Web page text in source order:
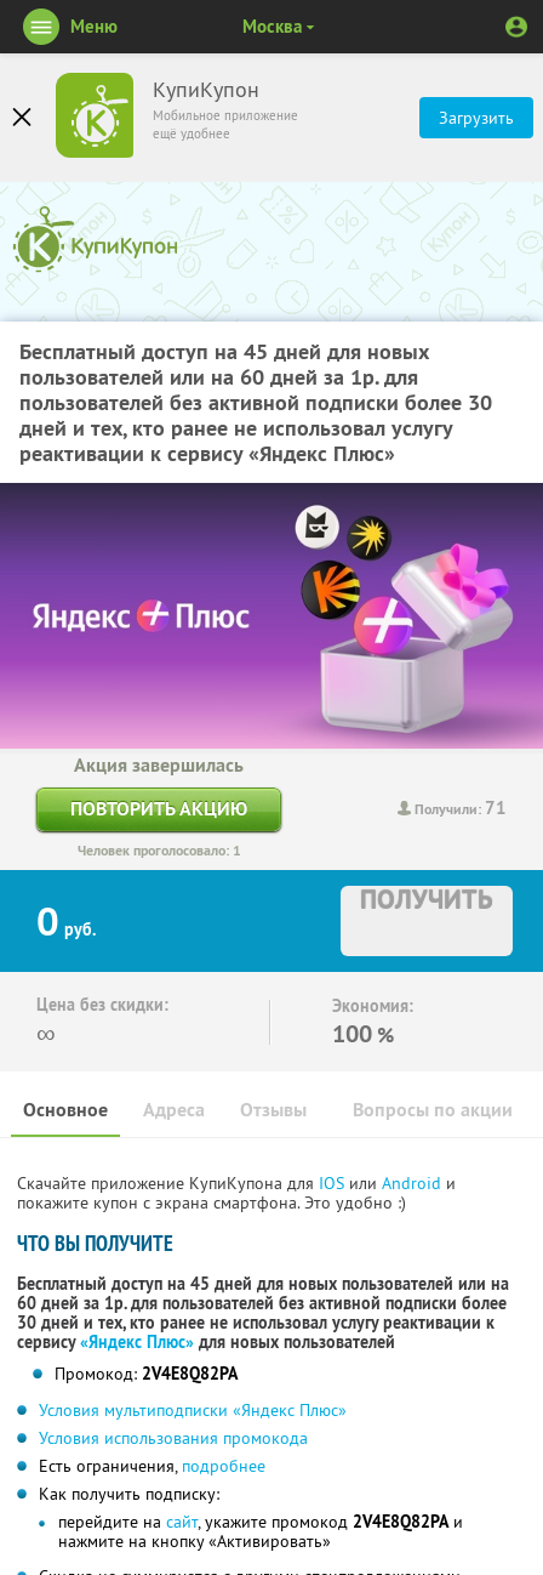
КупиКупон
Мобильное приложение
ещё удобнее
Загрузить
Меню Москва
Бесплатный доступ на 45 дней для новых
пользователей или на 60 дней за 1р. для
пользователей без активной подписки более 30
дней и тех, кто ранее не использовал услугу
реактивации к сервису «Яндекс Плюс»
Получили: 71
Акция завершилась
ПОВТОРИТЬ АКЦИЮ
Человек проголосовало: 1
0 руб.
ПОЛУЧИТЬ
Цена без скидки:
∞
Экономия:
100 %
Основное Отзывы Вопросы по акции
Адреса
Скачайте приложение КупиКупона для IOS или Android и
покажите купон с экрана смартфона. Это удобно :)
ЧТО ВЫ ПОЛУЧИТЕ
Бесплатный доступ на 45 дней для новых пользователей или на
60 дней за 1р. для пользователей без активной подписки более
30 дней и тех, кто ранее не использовал услугу реактивации к
сервису«Яндекс Плюс» для новых пользователей
Промокод: 2V4E8Q82PA
Условия мультиподписки «Яндекс Плюс»
Условия использования промокода
Есть ограничения, подробнее
Как получить подписку:
перейдите на сайт, укажите промокод 2V4E8Q82PAи
нажмите на кнопку «Активировать»